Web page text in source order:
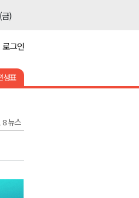
)
)
)
)
)
로그인
성표
8 뉴스